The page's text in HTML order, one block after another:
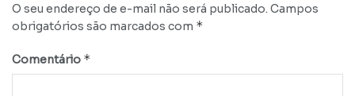
O seu endereço de e-mail não será publicado. Campos
obrigatórios são marcados com *
Comentário *